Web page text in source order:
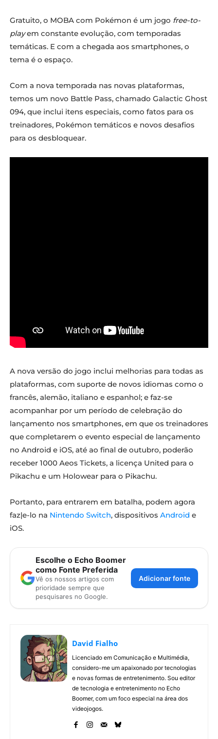
Gratuito, o MOBA com Pokémon é um jogo free-to-
playem constante evolução, com temporadas
temáticas. E com a chegada aos smartphones, o
tema é o espaço.
Com a nova temporada nas novas plataformas,
temos um novo Battle Pass, chamado Galactic Ghost
094, que inclui itens especiais, como fatos para os
treinadores, Pokémon temáticos e novos desafios
para os desbloquear.
A nova versão do jogo inclui melhorias para todas as
plataformas, com suporte de novos idiomas como o
francês, alemão, italiano e espanhol; e faz-se
acompanhar por um período de celebração do
lançamento nos smartphones, em que os treinadores
que completarem o evento especial de lançamento
no Android e iOS, até ao final de outubro, poderão
receber 1000 Aeos Tickets, a licença United para o
Pikachu e um Holowear para o Pikachu.
Portanto, para entrarem em batalha, podem agora
faz|e-lo na Nintendo Switch, dispositivos Android e
iOS.
Escolhe o Echo Boomer
como Fonte Preferida
Vê os nossos artigos com
prioridade sempre que
pesquisares no Google.
Adicionar fonte
David Fialho
Licenciado em Comunicação e Multimédia,
considero-me um apaixonado por tecnologias
e novas formas de entretenimento. Sou editor
de tecnologia e entretenimento no Echo
Boomer, com um foco especial na área dos
videojogos.